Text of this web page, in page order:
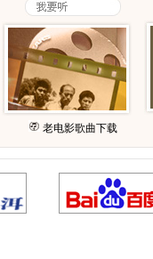
老电影歌曲下载